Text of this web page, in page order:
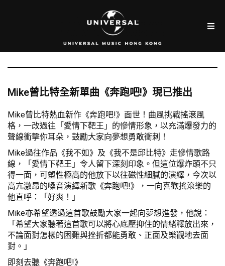
Mike曾比特全新單曲《奔跑吧!》現已推出
Mike曾比特熱血新作《奔跑吧!》面世！曲風挑戰搖滾風
格，一改過往「愛情下靶王」的慘情形象，以充滿爆發力的
聲線衝擊你耳朵，鼓勵大家向夢想勇敢衝刺！
Mike過往作品《我不如》及《我不是邱比特》走慘情歌路
線，「愛情下靶王」令人留下深刻印象。但這位爆炸頭不只
得一面，可塑性極高的他放下以往磁性細膩的演繹，今次以
高亢激昂的嗓音演繹新歌《奔跑吧!》，一向喜歡搖滾樂的
他直呼：「好爽！」
Mike亦希望透過這首歌鼓勵大家一起向夢想進發，他說：
「希望大家聽著這首歌可以將心底壓抑住的情緒釋放出來，
不論面對怎樣的困難與挫折都能勇敢、正面及樂觀地去面
對。」
即刻去聽《奔跑吧!》